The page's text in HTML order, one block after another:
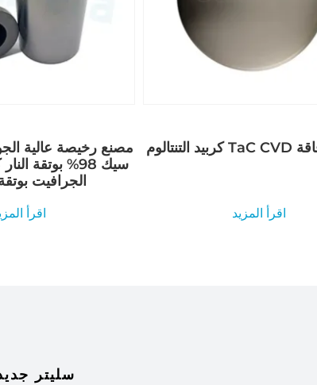
مصنع رخيصة عالية
سيك 98% بوتقة
اقرأ اقرأ المزيد
سليتر